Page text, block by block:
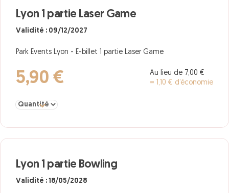
Lyon 1 partie Laser Game
Validité : 09/12/2027
Park Events Lyon - E-billet 1 partie Laser Game
5,90 €
Au lieu de 7,00 €
= 1,10 € d’économie
Sélectionner la quantité pour Lyon 1 partie Laser Game
Lyon 1 partie Bowling
Validité : 18/05/2028